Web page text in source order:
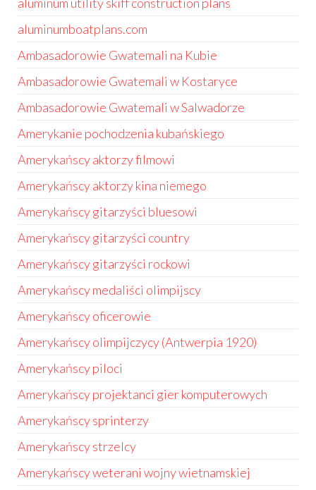
aluminumboatplans.com
Ambasadorowie Gwatemali na Kubie
Ambasadorowie Gwatemali w Kostaryce
Ambasadorowie Gwatemali w Salwadorze
Amerykanie pochodzenia kubańskiego
Amerykańscy aktorzy filmowi
Amerykańscy aktorzy kina niemego
Amerykańscy gitarzyści bluesowi
Amerykańscy gitarzyści country
Amerykańscy gitarzyści rockowi
Amerykańscy medaliści olimpijscy
Amerykańscy oficerowie
Amerykańscy olimpijczycy (Antwerpia 1920)
Amerykańscy piloci
Amerykańscy projektanci gier komputerowych
Amerykańscy sprinterzy
Amerykańscy strzelcy
Amerykańscy weterani wojny wietnamskiej